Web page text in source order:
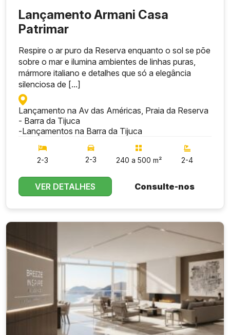
Lançamento Armani Casa
Patrimar
Respire o ar puro da Reserva enquanto o sol se põe
sobre o mar e ilumina ambientes de linhas puras,
mármore italiano e detalhes que só a elegância
silenciosa de [...]
Lançamento na Av das Américas, Praia da Reserva
- Barra da Tijuca
-Lançamentos na Barra da Tijuca
2-3 2-3 240 a 500 m² 2-4
VER DETALHES Consulte-nos